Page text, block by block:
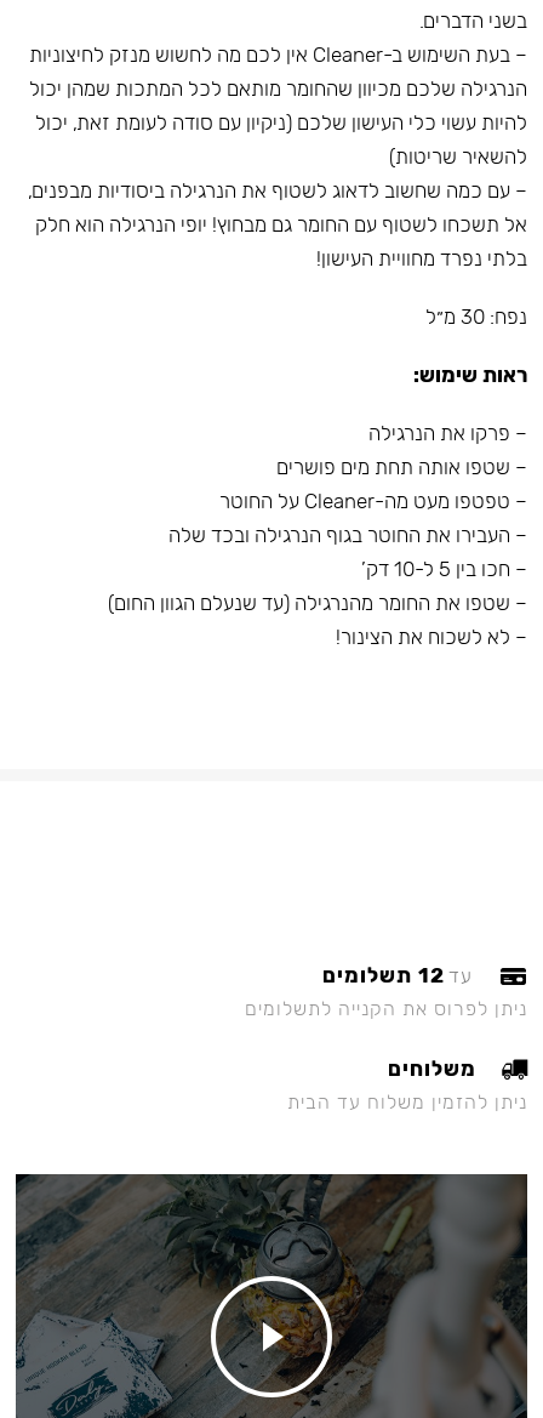
בשני הדברים.
– בעת השימוש ב-Cleaner אין לכם מה לחשוש מנזק לחיצוניות
הנרגילה שלכם מכיוון שהחומר מותאם לכל המתכות שמהן יכול
להיות עשוי כלי העישון שלכם (ניקיון עם סודה לעומת זאת, יכול
להשאיר שריטות)
– עם כמה שחשוב לדאוג לשטוף את הנרגילה ביסודיות מבפנים,
אל תשכחו לשטוף עם החומר גם מבחוץ! יופי הנרגילה הוא חלק
בלתי נפרד מחוויית העישון!
נפח: 30 מ״ל
ראות שימוש:
– פרקו את הנרגילה
– שטפו אותה תחת מים פושרים
– טפטפו מעט מה-Cleaner על החוטר
– העבירו את החוטר בגוף הנרגילה ובכד שלה
– חכו בין 5 ל-10 דק’
– שטפו את החומר מהנרגילה (עד שנעלם הגוון החום)
– לא לשכוח את הצינור!
עד 12 תשלומים
ניתן לפרוס את הקנייה לתשלומים
משלוחים
ניתן להזמין משלוח עד הבית